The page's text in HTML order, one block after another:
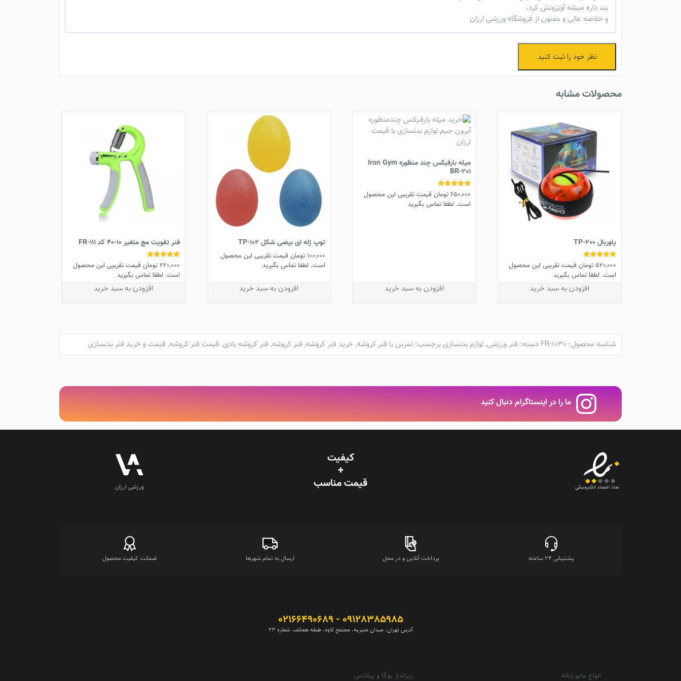
بند داره میشه آویزونش کرد،
و خلاصه عالی و ممنون از فروشگاه ورزشی ارزان
نظر خود را ثبت کنید
محصولات مشابه
پاوربال TP-200
5.00
از 5
520,000 تومان قیمت تقریبی این محصول
است. لطفا تماس بگیرید
افزودن به سبد خرید
میله بارفیکس چند منظوره Iron Gym
BR-201
نمره
4.83
از 5
650,000 تومانقیمت تقریبی این محصول
است. لطفا تماس بگیرید
افزودن به سبد خرید
توپ ژله ای بیضی شکل TP-102
100,000 تومانقیمت تقریبی این محصول
است. لطفا تماس بگیرید
افزودن به سبد خرید
فنر تقویت مچ متغیر 10-40 کد FR-111
5.00
از 5
220,000 تومانقیمت تقریبی این محصول
است. لطفا تماس بگیرید
افزودن به سبد خرید
شناسه محصول: FR-1030 دسته: فنر ورزشی,لوازم بدنسازی برچسب: تمرین با فنر کروشه, خرید فنر کروشه, فنر کروشه, فنر کروشه بادی, قیمت فنر کروشه, قیمت و خرید فنر بدنسازی
ما را در اینستاگرام دنبال کنید
نماد اعتماد الکترونیکی
کیفیت
+
قیمت‌ مناسب ورزشی ارزان
پشتیبانی 24 ساعته پرداخت آنلاین و در محل ارسال به تمام شهرها ضمانت کیفیت محصول
09128385985 - 02166490689
آدرس تهران، میدان منیریه، مجتمع کاوه، طبقه همکف، شماره 23
انواع مایو زنانه زیرانداز یوگا و پیلاتس